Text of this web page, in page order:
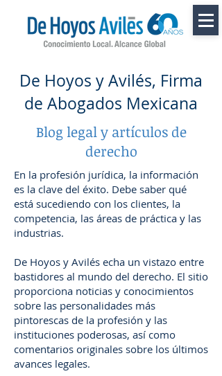
De Hoyos y Avilés, Firma
de Abogados Mexicana
Blog legal y artículos de
derecho
En la profesión jurídica, la información
es la clave del éxito. Debe saber qué
está sucediendo con los clientes, la
competencia, las áreas de práctica y las
industrias.
De Hoyos y Avilés echa un vistazo entre
bastidores al mundo del derecho. El sitio
proporciona noticias y conocimientos
sobre las personalidades más
pintorescas de la profesión y las
instituciones poderosas, así como
comentarios originales sobre los últimos
avances legales.